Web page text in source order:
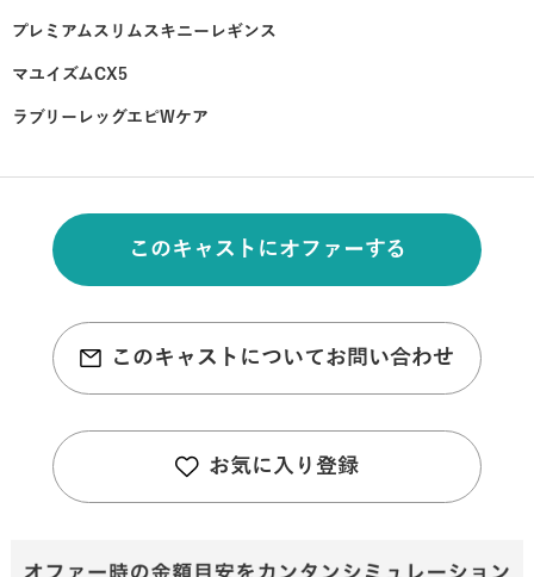
プレミアムスリムスキニーレギンス
マユイズムCX5
ラブリーレッグエピWケア
このキャストにオファーする
このキャストについてお問い合わせ
お気に入り登録